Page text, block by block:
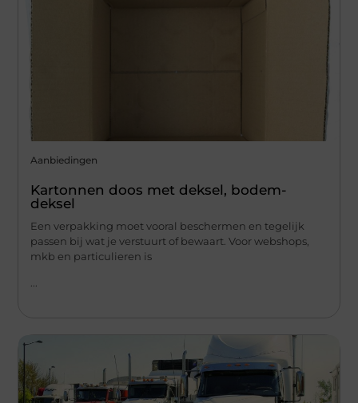
Aanbiedingen
Kartonnen doos met deksel, bodem-
deksel
Een verpakking moet vooral beschermen en tegelijk
passen bij wat je verstuurt of bewaart. Voor webshops,
mkb en particulieren is